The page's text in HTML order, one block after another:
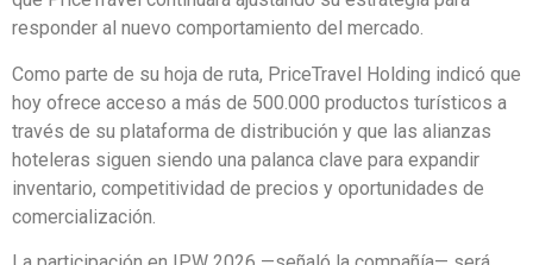
responder al nuevo comportamiento del mercado.
Como parte de su hoja de ruta, PriceTravel Holding indicó que
hoy ofrece acceso a más de 500.000 productos turísticos a
través de su plataforma de distribución y que las alianzas
hoteleras siguen siendo una palanca clave para expandir
inventario, competitividad de precios y oportunidades de
comercialización.